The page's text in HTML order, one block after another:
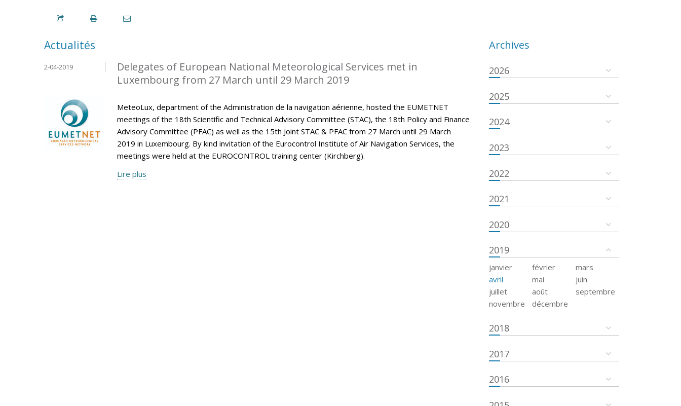
Actualités
Delegates of European National Meteorological Services met in
Luxembourg from 27 March until 29 March 2019
2-04-2019
MeteoLux, department of the Administration de la navigation aérienne, hosted the EUMETNET
meetings of the 18th Scientific and Technical Advisory Committee (STAC), the 18th Policy and Finance
Advisory Committee (PFAC) as well as the 15th Joint STAC & PFAC from 27 March until 29 March
2019 in Luxembourg. By kind invitation of the Eurocontrol Institute of Air Navigation Services, the
meetings were held at the EUROCONTROL training center (Kirchberg).
Lire plus
Archives
2026
2025
2024
2023
2022
2021
2020
2019
janvier février
mars
avril
mai
juin
juillet
août
septembre
novembre
décembre
2018
2017
2016